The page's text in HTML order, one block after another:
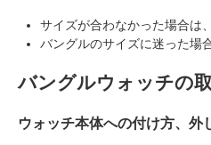
サイズが合わなかった場合は
バングルのサイズに迷った場
バングルウォッチの
ウォッチ本体への付け方、外